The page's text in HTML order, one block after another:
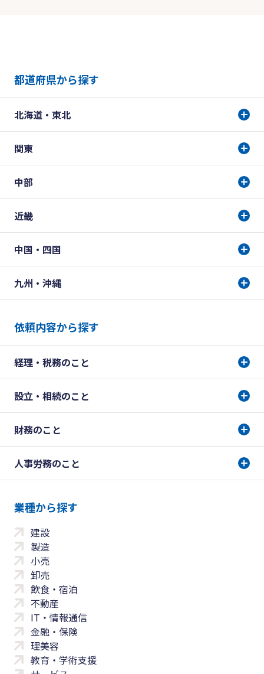
都道府県から探す
北海道・東北
関東
中部
近畿
中国・四国
九州・沖縄
依頼内容から探す
経理・税務のこと
設立・相続のこと
財務のこと
人事労務のこと
業種から探す
建設
製造
小売
卸売
飲食・宿泊
不動産
IT・情報通信
金融・保険
理美容
教育・学術支援